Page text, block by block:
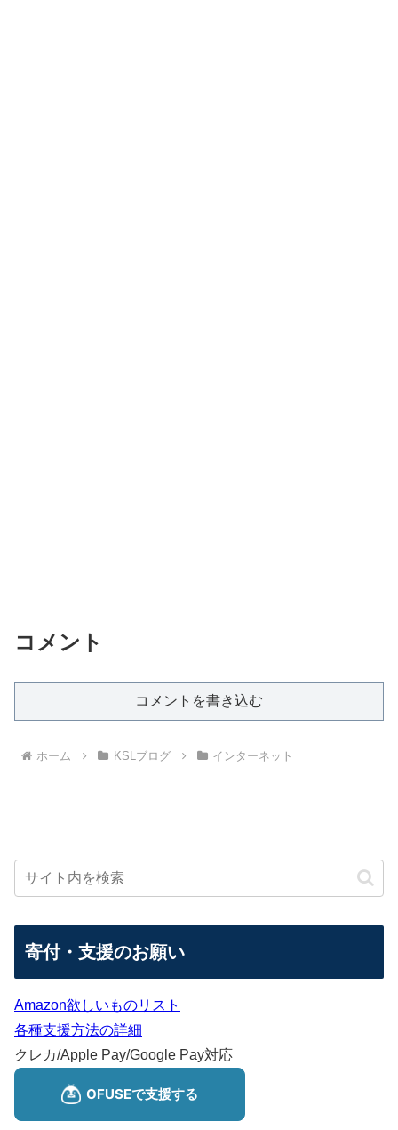
コメント
コメントを書き込む
ホーム KSLブログ インターネット
寄付・支援のお願い
Amazon欲しいものリスト
各種支援方法の詳細
クレカ/Apple Pay/Google Pay対応